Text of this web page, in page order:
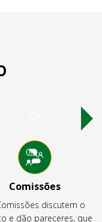
Comissões
discutem o
e dão pareceres, que